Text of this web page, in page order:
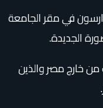
في مقر الجامعة
الجديدة.
من خارج مصر والذين